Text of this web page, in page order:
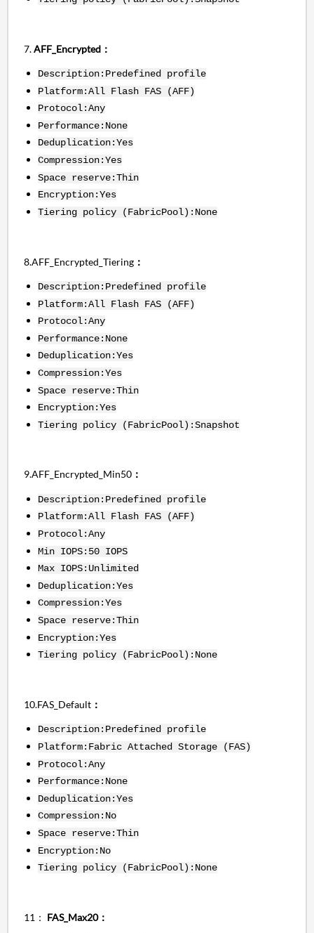
7.AFF_Encrypted：
Description:Predefined profile
Platform:All Flash FAS (AFF)
Protocol:Any
Performance:None
Deduplication:Yes
Compression:Yes
Space reserve:Thin
Encryption:Yes
Tiering policy (FabricPool):None
8.AFF_Encrypted_Tiering：
Description:Predefined profile
Platform:All Flash FAS (AFF)
Protocol:Any
Performance:None
Deduplication:Yes
Compression:Yes
Space reserve:Thin
Encryption:Yes
Tiering policy (FabricPool):Snapshot
9.AFF_Encrypted_Min50：
Description:Predefined profile
Platform:All Flash FAS (AFF)
Protocol:Any
Min IOPS:50 IOPS
Max IOPS:Unlimited
Deduplication:Yes
Compression:Yes
Space reserve:Thin
Encryption:Yes
Tiering policy (FabricPool):None
10.FAS_Default：
Description:Predefined profile
Platform:Fabric Attached Storage (FAS)
Protocol:Any
Performance:None
Deduplication:Yes
Compression:No
Space reserve:Thin
Encryption:No
Tiering policy (FabricPool):None
11： FAS_Max20：